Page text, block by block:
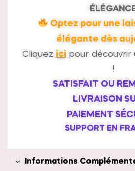
Optez pour une
élégante dès
Cliquez ici pour découvrir
!
SATISFAIT OU
LIVRAISON
PAIEMENT
SUPPORT EN
Informations